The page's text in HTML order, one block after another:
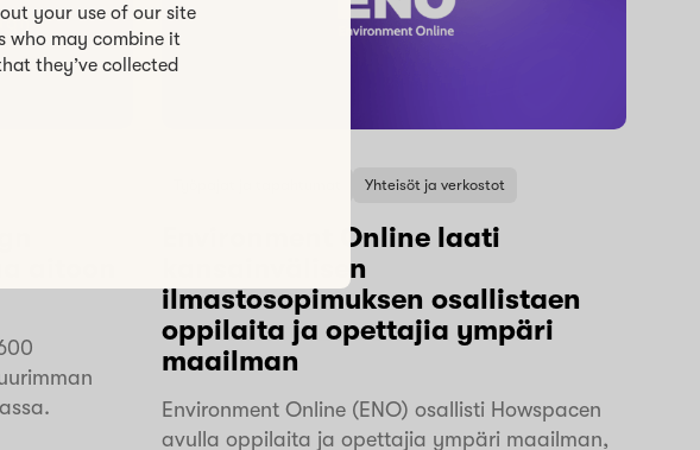
your use of our site
who may combine it
they’ve collected
Yhteisöt ja verkostot
Environment Online laati
kansainvälisen
ilmastosopimuksen osallistaen
oppilaita ja opettajia ympäri
maailman
Environment Online (ENO) osallisti Howspacen
avulla oppilaita ja opettajia ympäri maailman,